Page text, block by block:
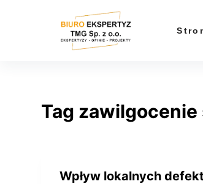
Tag zawilgocenie
Wpływ lokalnych